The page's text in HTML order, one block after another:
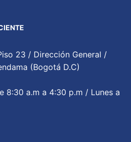
23 / Dirección General /
(Bogotá D.C)
8:30 a.m a 4:30 p.m / Lunes a